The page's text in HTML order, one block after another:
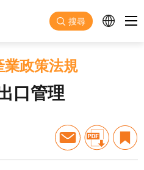
搜尋
業政策法規
口管理